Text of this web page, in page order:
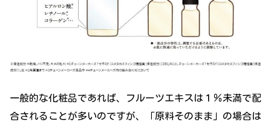
一般的な化粧品であれば、フルーツエキスは１％未満で配
合されることが多いのですが、「原料そのまま」の場合は